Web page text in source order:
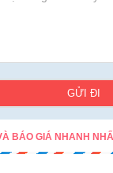
BÁO GIÁ NHANH
GỬI ĐI